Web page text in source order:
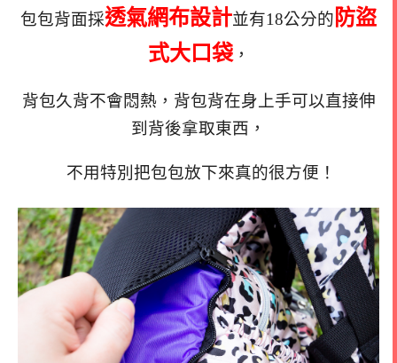
包包背面採透氣網布設計並有18公分的 防盜
式大口袋，
背包久背不會悶熱，背包背在身上手可以直接伸
到背後拿取東西，
不用特別把包包放下來真的很方便！